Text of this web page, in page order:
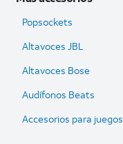
Popsockets
Altavoces JBL
Altavoces Bose
Audífonos Beats
Accesorios para juegos